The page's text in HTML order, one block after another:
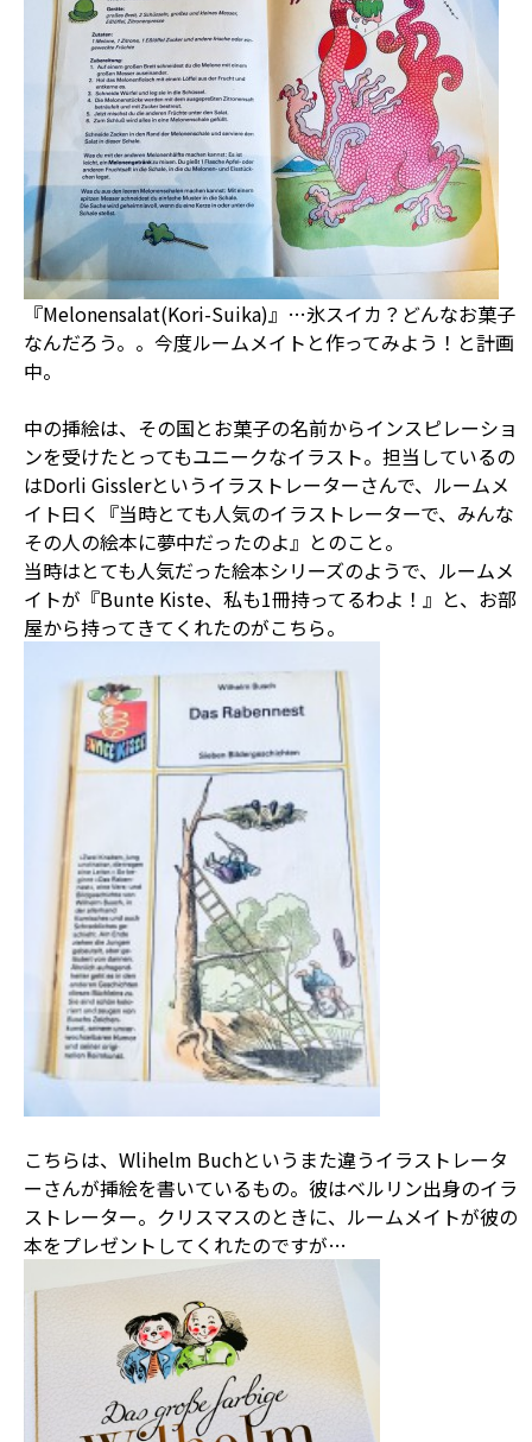
『Melonensalat(Kori-Suika)』…氷スイカ？どんなお菓子
なんだろう。。今度ルームメイトと作ってみよう！と計画
中。
中の挿絵は、その国とお菓子の名前からインスピレーショ
ンを受けたとってもユニークなイラスト。担当しているの
はDorli Gisslerというイラストレーターさんで、ルームメ
イト曰く『当時とても人気のイラストレーターで、みんな
その人の絵本に夢中だったのよ』とのこと。
当時はとても人気だった絵本シリーズのようで、ルームメ
イトが『Bunte Kiste、私も1冊持ってるわよ！』と、お部
屋から持ってきてくれたのがこちら。
こちらは、Wlihelm Buchというまた違うイラストレータ
ーさんが挿絵を書いているもの。彼はベルリン出身のイラ
ストレーター。クリスマスのときに、ルームメイトが彼の
本をプレゼントしてくれたのですが…